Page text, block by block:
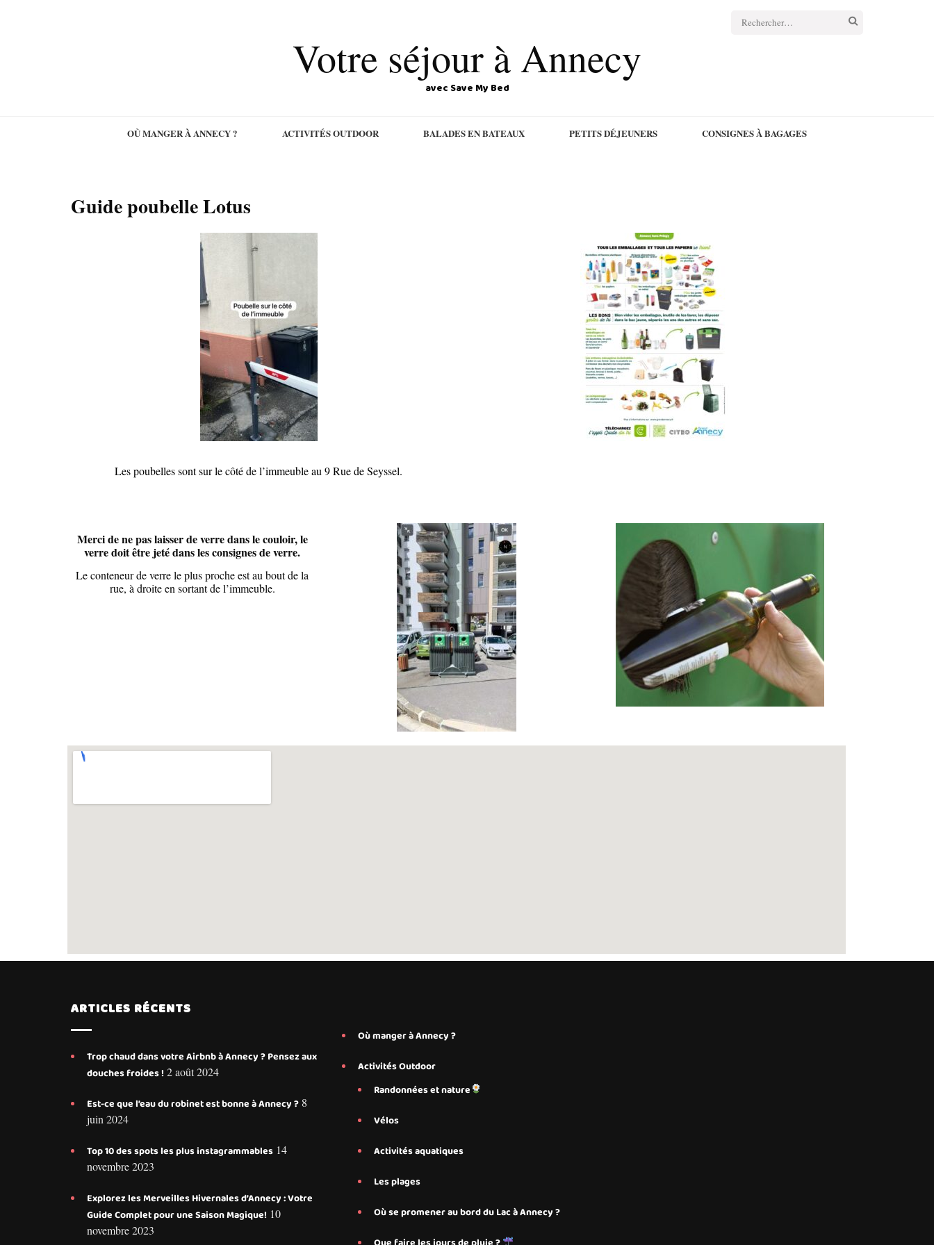
Votre séjour à Annecy
avec Save My Bed
OÙ MANGER À ANNECY ? ACTIVITÉS OUTDOOR BALADES EN BATEAUX PETITS DÉJEUNERS CONSIGNES À BAGAGES
Guide poubelle Lotus
Les poubelles sont sur le côté de l’immeuble au 9 Rue de Seyssel.
Merci de ne pas laisser de verre dans le couloir, le
verre doit être jeté dans les consignes de verre.
Le conteneur de verre le plus proche est au bout de la
rue, à droite en sortant de l’immeuble.
ARTICLES RÉCENTS
Trop chaud dans votre Airbnb à Annecy ? Pensez aux
douches froides ! 2 août 2024
Est-ce que l’eau du robinet est bonne à Annecy ? 8
juin 2024
Top 10 des spots les plus instagrammables 14
novembre 2023
Explorez les Merveilles Hivernales d’Annecy : Votre
Guide Complet pour une Saison Magique! 10
novembre 2023
Où manger à Annecy ?
Activités Outdoor
Randonnées et nature
Vélos
Activités aquatiques
Les plages
Où se promener au bord du Lac à Annecy ?